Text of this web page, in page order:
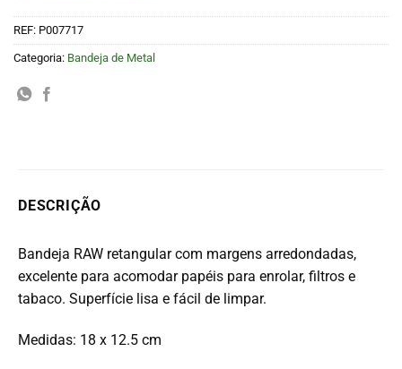
REF: P007717
Categoria: Bandeja de Metal
DESCRIÇÃO
Bandeja RAW retangular com margens arredondadas,
excelente para acomodar papéis para enrolar, filtros e
tabaco. Superfície lisa e fácil de limpar.
Medidas: 18 x 12.5 cm